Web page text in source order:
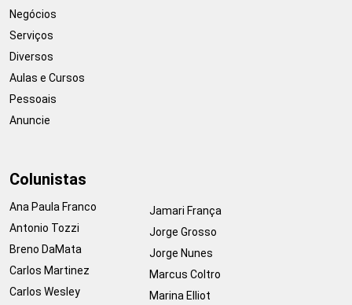
Negócios
Serviços
Diversos
Aulas e Cursos
Pessoais
Anuncie
Colunistas
Ana Paula Franco
Antonio Tozzi
Breno DaMata
Carlos Martinez
Carlos Wesley
Jamari França
Jorge Grosso
Jorge Nunes
Marcus Coltro
Marina Elliot